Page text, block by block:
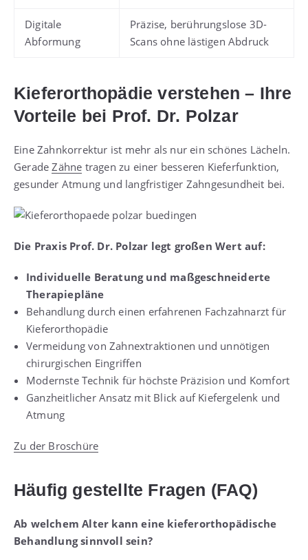
Digitale
Abformung
Präzise, berührungslose 3D-
Scans ohne lästigen Abdruck
Kieferorthopädie verstehen – Ihre
Vorteile bei Prof. Dr. Polzar
Eine Zahnkorrektur ist mehr als nur ein schönes Lächeln.
GeradeZähne tragen zu einer besseren Kieferfunktion,
gesunder Atmung und langfristiger Zahngesundheit bei.
Die Praxis Prof. Dr. Polzar legt großen Wert auf:
Individuelle Beratung und maßgeschneiderte
Therapiepläne
Behandlung durch einen erfahrenen Fachzahnarzt für
Kieferorthopädie
Vermeidung von Zahnextraktionen und unnötigen
chirurgischen Eingriffen
Modernste Technik für höchste Präzision und Komfort
Ganzheitlicher Ansatz mit Blick auf Kiefergelenk und
Atmung
Zu der Broschüre
Häufig gestellte Fragen (FAQ)
Ab welchem Alter kann eine kieferorthopädische
Behandlung sinnvoll sein?